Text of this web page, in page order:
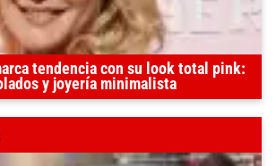
tendencia con su look total pink:
y joyería minimalista